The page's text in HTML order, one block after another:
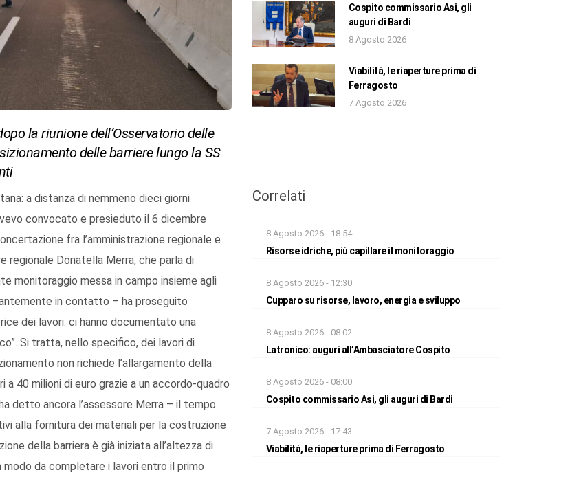
la riunione dell’Osservatorio delle
delle barriere lungo la SS
a distanza di nemmeno dieci giorni
convocato e presieduto il 6 dicembre
fra l’amministrazione regionale e
regionale Donatella Merra, che parla di
monitoraggio messa in campo insieme agli
in contatto – ha proseguito
dei lavori: ci hanno documentato una
Si tratta, nello specifico, dei lavori di
non richiede l’allargamento della
40 milioni di euro grazie a un accordo-quadro
detto ancora l’assessore Merra – il tempo
alla fornitura dei materiali per la costruzione
della barriera è già iniziata all’altezza di
modo da completare i lavori entro il primo
Cospito commissario Asi, gli
auguri di Bardi
8 Agosto 2026
Viabilità, le riaperture prima di
Ferragosto
7 Agosto 2026
Correlati
8 Agosto 2026 - 18:54
Risorse idriche, più capillare il monitoraggio
8 Agosto 2026 - 12:30
Cupparo su risorse, lavoro, energia e sviluppo
8 Agosto 2026 - 08:02
Latronico: auguri all’Ambasciatore Cospito
8 Agosto 2026 - 08:00
Cospito commissario Asi, gli auguri di Bardi
7 Agosto 2026 - 17:43
Viabilità, le riaperture prima di Ferragosto